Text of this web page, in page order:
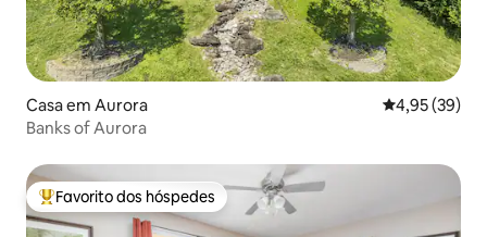
Casa em Aurora Classificação
4,95 (39)
Banks of Aurora
Favoritos dos hóspedes mais apreciados
Favorito dos hóspedes